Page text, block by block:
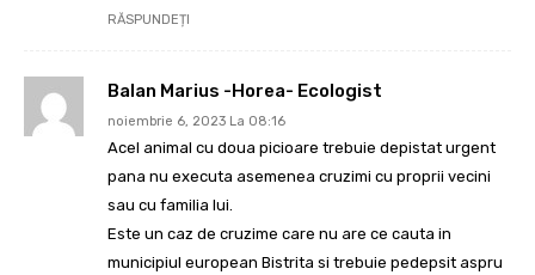
RĂSPUNDEȚI
Balan Marius -Horea- Ecologist
noiembrie 6, 2023 La 08:16
Acel animal cu doua picioare trebuie depistat urgent
pana nu executa asemenea cruzimi cu proprii vecini
sau cu familia lui.
Este un caz de cruzime care nu are ce cauta in
municipiul european Bistrita si trebuie pedepsit aspru